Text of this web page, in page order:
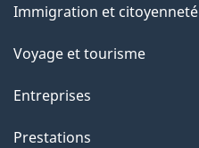
sujets
Immigration et citoyenneté
Voyage et tourisme
Entreprises
Prestations